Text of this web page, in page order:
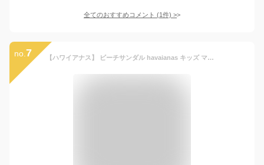
全てのおすすめコメント (1件) >
no. 7 【ハワイアナス】 ビーチサンダル havaianas キッズ マックス （KIDS MAX） キッズ 子供【あす楽対応】